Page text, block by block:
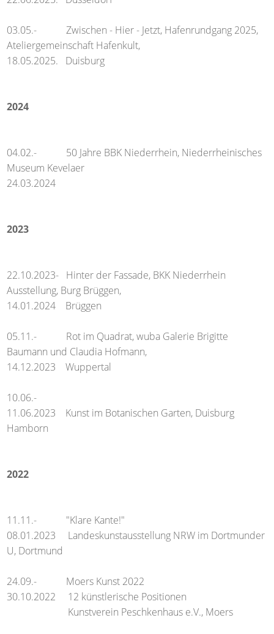
03.05.- Zwischen - Hier - Jetzt, Hafenrundgang 2025,
Ateliergemeinschaft Hafenkult,
18.05.2025. Duisburg
2024
04.02.- 50 Jahre BBK Niederrhein, Niederrheinisches
Museum Kevelaer
24.03.2024
2023
22.10.2023- Hinter der Fassade, BKK Niederrhein
Ausstellung, Burg Brüggen,
14.01.2024 Brüggen
05.11.- Rot im Quadrat, wuba Galerie Brigitte
Baumann und Claudia Hofmann,
14.12.2023 Wuppertal
10.06.-
11.06.2023 Kunst im Botanischen Garten, Duisburg
Hamborn
2022
11.11.- "Klare Kante!"
08.01.2023 Landeskunstausstellung NRW im Dortmunder
U, Dortmund
24.09.- Moers Kunst 2022
30.10.2022 12 künstlerische Positionen
Kunstverein Peschkenhaus e.V., Moers